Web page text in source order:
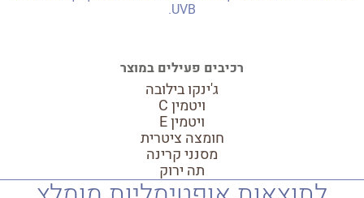
UVB.
רכיבים פעילים במוצר
ג'ינקו בילובה
ויטמין C
ויטמין E
חומצה ציטרית
מסנני קרינה
תה ירוק